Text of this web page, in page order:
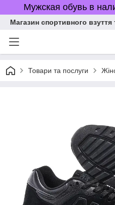
Мужская обувь в
Магазин спортивного взуття
Товари та послуги